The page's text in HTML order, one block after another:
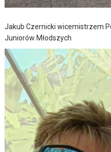
Jakub Czernicki wicemistrzem
Juniorów Młodszych